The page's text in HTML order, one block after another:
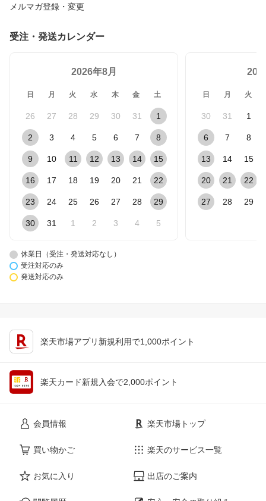
メルマガ登録・変更
受注・発送カレンダー
2026年8月
日 月 火 水 木 金 土
26 27 28 29 30 31 1
2 3 4 5 6 7 8
9 10 11 12 13 14 15
16 17 18 19 20 21 22
23 24 25 26 27 28 29
30 31 1 2 3 4 5
日 月 火
30 31 1
6 7 8
13 14 15
20 21 22
27 28 29
休業日（受注・発送対応なし）
受注対応のみ
発送対応のみ
楽天市場アプリ新規利用で1,000ポイント
楽天カード新規入会で2,000ポイント
会員情報
買い物かご
お気に入り
楽天市場トップ
楽天のサービス一覧
出店のご案内